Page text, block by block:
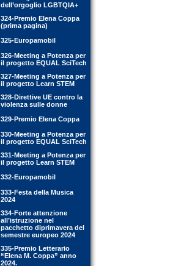
dell’orgoglio LGBTQIA+
324-Premio Elena Coppa
(prima pagina)
325-Europamobil
326-Meeting a Potenza per
il progetto EQUAL SciTech
327-Meeting a Potenza per
il progetto Learn STEM
328-Direttive UE contro la
violenza sulle donne
329-Premio Elena Coppa
330-Meeting a Potenza per
il progetto EQUAL SciTech
331-Meeting a Potenza per
il progetto Learn STEM
332-Europamobil
333-Festa della Musica
2024
334-Forte attenzione
all’istruzione nel
pacchetto diprimavera del
semestre europeo 2024
335-Premio Letterario
“Elena M. Coppa” anno
2024.